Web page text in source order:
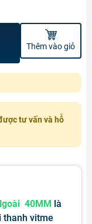
Thêm vào giỏ
tư vấn và hỗ
40MM là
thanh vitme